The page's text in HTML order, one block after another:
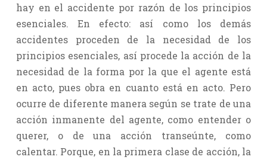
hay en el accidente por razón de los principios
esenciales. En efecto: así como los demás
accidentes proceden de la necesidad de los
principios esenciales, así procede la acción de la
necesidad de la forma por la que el agente está
en acto, pues obra en cuanto está en acto. Pero
ocurre de diferente manera según se trate de una
acción inmanente del agente, como entender o
querer, o de una acción transeúnte, como
calentar. Porque, en la primera clase de acción, la